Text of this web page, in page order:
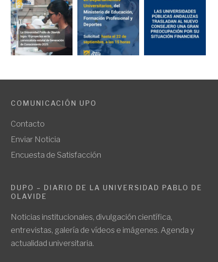
COMUNICACIÓN UPO
Contacto
Enviar Noticia
Encuesta de Satisfacción
DUPO – DIARIO DE LA UNIVERSIDAD PABLO DE
OLAVIDE
Noticias institucionales, divulgación científica,
entrevistas, galería de vídeos e imágenes. Agenda y
actualidad universitaria.